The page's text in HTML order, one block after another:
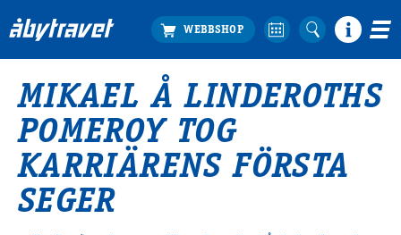
Köp biljett
Travprogrammet
Boka ställplats
Bra att veta
Restauranger
MIKAEL Å LINDEROTHS
POMEROY TOG
KARRIÄRENS FÖRSTA
SEGER